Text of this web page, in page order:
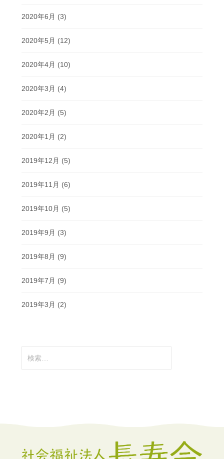
2020年6月 (3)
2020年5月 (12)
2020年4月 (10)
2020年3月 (4)
2020年2月 (5)
2020年1月 (2)
2019年12月 (5)
2019年11月 (6)
2019年10月 (5)
2019年9月 (3)
2019年8月 (9)
2019年7月 (9)
2019年3月 (2)
索: